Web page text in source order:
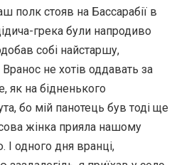
полк стояв на Бассарабії в
грека були напродиво
собі найстаршу,
не хотів оддавать за
як на бідненького
бо мій панотець був тоді ще
жінка прияла нашому
одного дня вранці,